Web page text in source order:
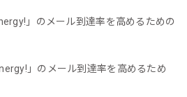
」のメール到達率を高めるための